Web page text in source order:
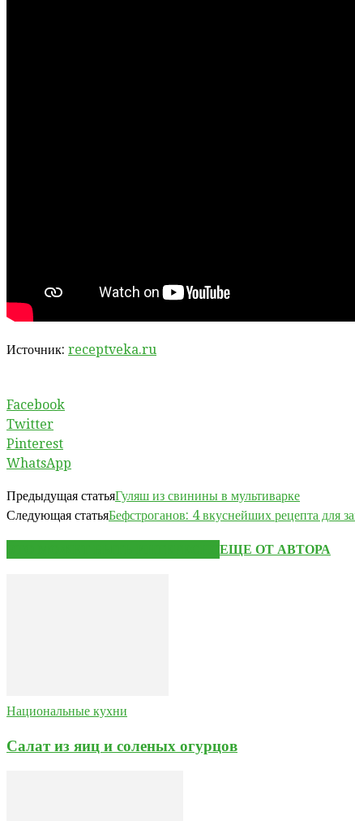
Источник: receptveka.ru
Facebook
Twitter
Pinterest
WhatsApp
Предыдущая статьяГуляш из свинины в мультиварке
Следующая статьяБефстроганов: 4 вкуснейших рецепта для
ЕЩЕ ОТ АВТОРА
Национальные кухни
Салат из яиц и соленых огурцов